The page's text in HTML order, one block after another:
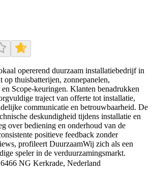
opererend duurzaam installatiebedrijf in
op thuisbatterijen, zonnepanelen,
Scope-keuringen. Klanten benadrukken
traject van offerte tot installatie,
communicatie en betrouwbaarheid. De
deskundigheid tijdens installatie en
over bediening en onderhoud van de
positieve feedback zonder
profileert DuurzaamWij zich als een
speler in de verduurzamingsmarkt.
NG Kerkrade, Nederland